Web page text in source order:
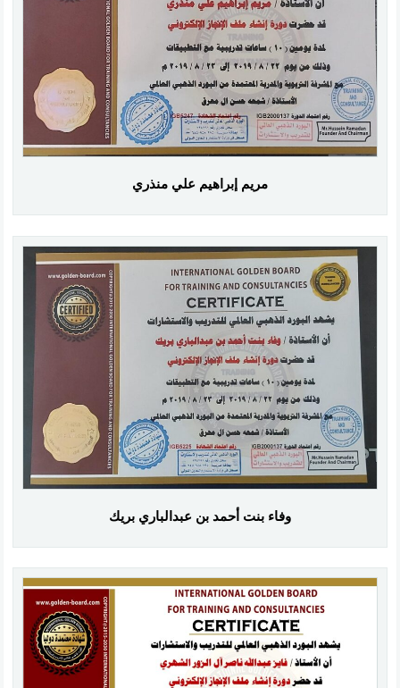
مريم إبراهيم علي منذري
وفاء بنت أحمد بن عبدالباري بريك